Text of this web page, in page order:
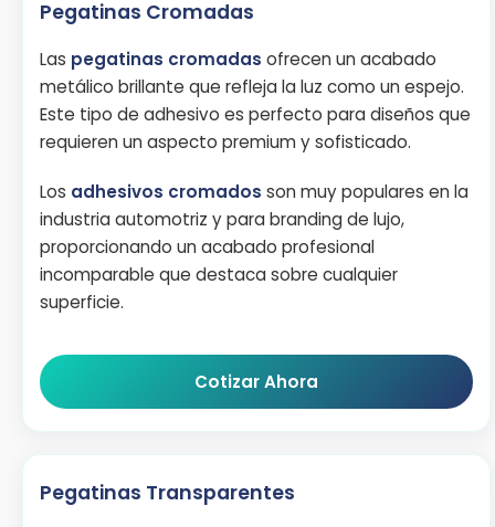
Pegatinas Cromadas
Las pegatinas cromadas ofrecen un acabado
metálico brillante que refleja la luz como un espejo.
Este tipo de adhesivo es perfecto para diseños que
requieren un aspecto premium y sofisticado.
Los adhesivos cromados son muy populares en la
industria automotriz y para branding de lujo,
proporcionando un acabado profesional
incomparable que destaca sobre cualquier
superficie.
Cotizar Ahora
Pegatinas Transparentes